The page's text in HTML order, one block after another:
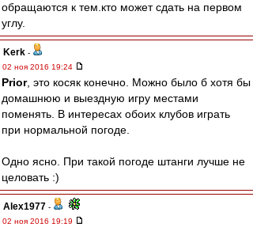
обращаются к тем.кто может сдать на первом
углу.
Kerk -
02 ноя 2016 19:24
Prior, это косяк конечно. Можно было б хотя бы
домашнюю и выездную игру местами
поменять. В интересах обоих клубов играть
при нормальной погоде.
Одно ясно. При такой погоде штанги лучше не
целовать :)
Alex1977 -
02 ноя 2016 19:19